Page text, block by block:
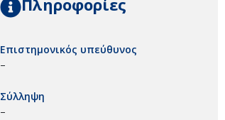
Επιστημονικός υπεύθυνος
–
Σύλληψη
–